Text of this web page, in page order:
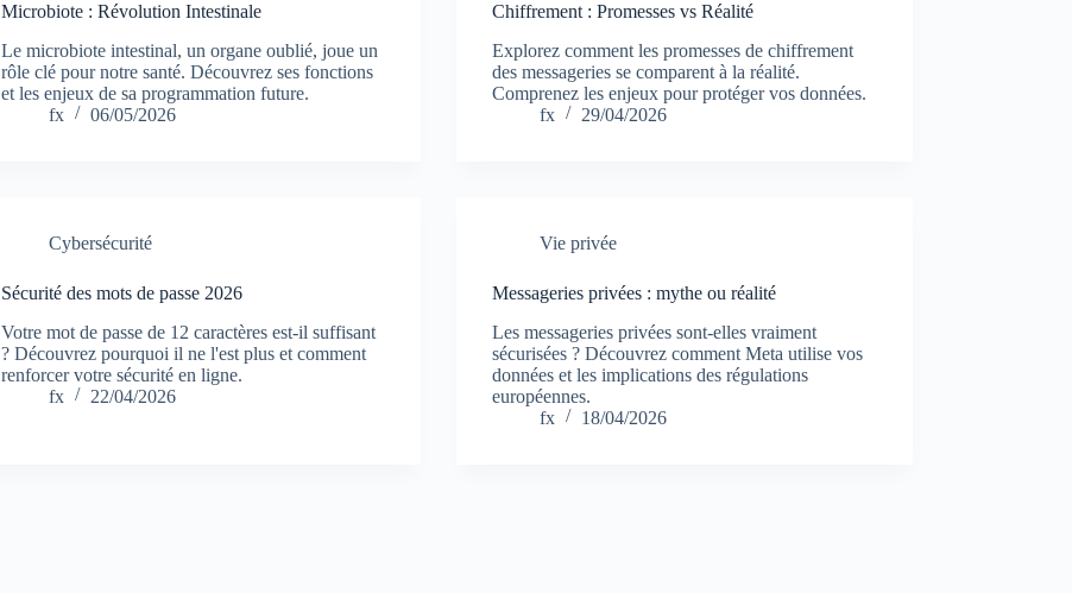
Microbiote : Révolution Intestinale
Le microbiote intestinal, un organe oublié, joue un
rôle clé pour notre santé. Découvrez ses fonctions
et les enjeux de sa programmation future.
fx
06/05/2026
Chiffrement : Promesses vs Réalité
Explorez comment les promesses de chiffrement
des messageries se comparent à la réalité.
Comprenez les enjeux pour protéger vos données.
fx
29/04/2026
Cybersécurité
Sécurité des mots de passe 2026
Votre mot de passe de 12 caractères est-il suffisant
? Découvrez pourquoi il ne l'est plus et comment
renforcer votre sécurité en ligne.
fx
22/04/2026
Vie privée
Messageries privées : mythe ou réalité
Les messageries privées sont-elles vraiment
sécurisées ? Découvrez comment Meta utilise vos
données et les implications des régulations
européennes.
fx
18/04/2026